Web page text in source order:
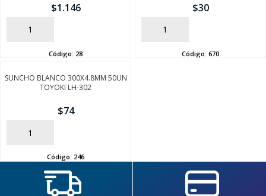
$1.146
AÑADIR
Código: 28
$30
AÑADIR
Código: 670
SUNCHO BLANCO 300X4.8MM 50UN
TOYOKI LH-302
$74
AÑADIR
Código: 246